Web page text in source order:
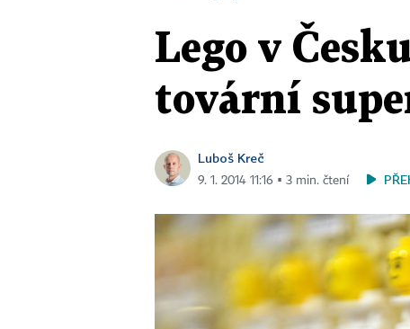
Lego v
tovární
Luboš Kreč
9. 1. 2014 11:16 ▪ 3 min. čtení